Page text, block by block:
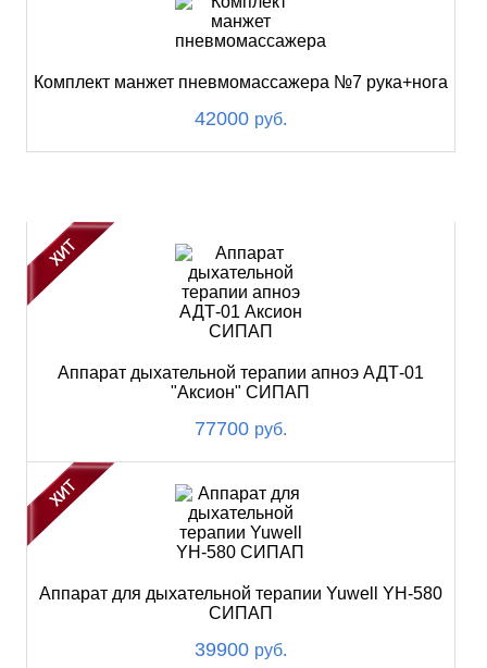
Комплект манжет пневмомассажера №7 рука+нога
42000 руб.
Аппарат дыхательной терапии апноэ АДТ-01
"Аксион" СИПАП
77700 руб.
Аппарат для дыхательной терапии Yuwell YH-580
СИПАП
39900 руб.